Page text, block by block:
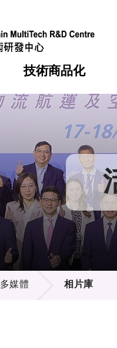
機構簡介
組織架構
組織架構
董事局
研究顧問
招標通告
技術商品化
服務
可獲授權之技術
應用於公共服務之創新
重點項目
合作計劃
資助計劃
資助計劃
稅務優惠
申請
評審
徵求研發項目計劃書
項目資料庫
活動
獎項
新聞中心
媒體報導
新聞稿
資訊中心
多媒體
出版刊物
會籍及服務
會員列表
會員登入
多媒體 相片庫